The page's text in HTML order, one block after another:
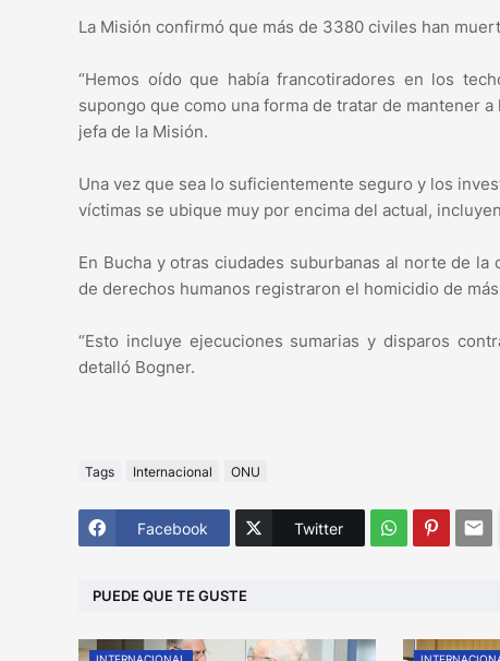
La Misión confirmó que más de 3380 civiles han
“Hemos oído que había francotiradores en los
supongo que como una forma de tratar de mantener
jefa de la Misión.
Una vez que sea lo suficientemente seguro y los
víctimas se ubique muy por encima del actual,
En Bucha y otras ciudades suburbanas al norte de
de derechos humanos registraron el homicidio de
“Esto incluye ejecuciones sumarias y disparos
detalló Bogner.
Tags Internacional ONU
Facebook Twitter
PUEDE QUE TE GUSTE